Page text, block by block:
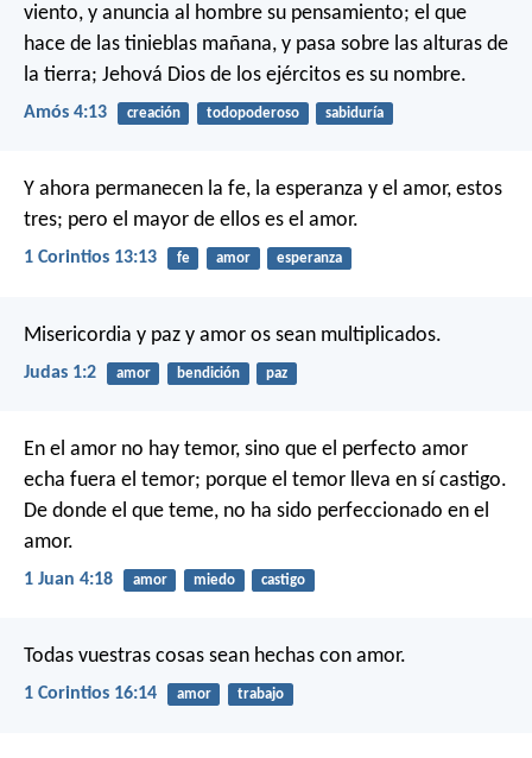
viento, y anuncia al hombre su pensamiento; el que
hace de las tinieblas mañana, y pasa sobre las alturas de
la tierra; Jehová Dios de los ejércitos es su nombre.
Amós 4:13 creación todopoderoso sabiduría
Y ahora permanecen la fe, la esperanza y el amor, estos
tres; pero el mayor de ellos es el amor.
1 Corintios 13:13 fe amor esperanza
Misericordia y paz y amor os sean multiplicados.
Judas 1:2 amor bendición paz
En el amor no hay temor, sino que el perfecto amor
echa fuera el temor; porque el temor lleva en sí castigo.
De donde el que teme, no ha sido perfeccionado en el
amor.
1 Juan 4:18 amor miedo castigo
Todas vuestras cosas sean hechas con amor.
1 Corintios 16:14 amor trabajo